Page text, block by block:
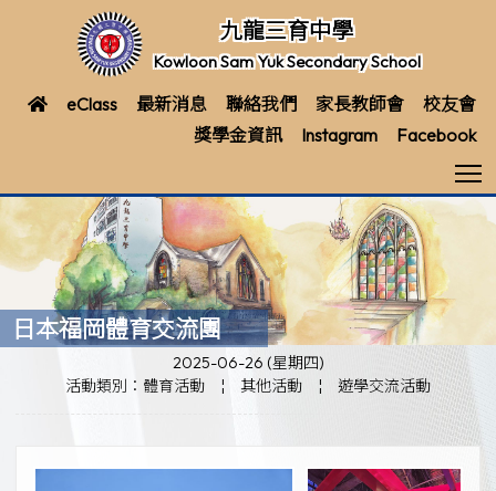
九龍三育中學
Kowloon Sam Yuk Secondary School
eClass 最新消息 聯絡我們 家長教師會
校友會
獎學金資訊
Instagram Facebook
日本福岡體育交流團
2025-06-26 (星期四)
活動類別：體育活動
¦ 其他活動 ¦ 遊學交流活動